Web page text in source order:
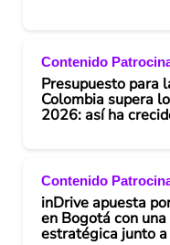
Contenido
Presupuesto para
Colombia supera
2026: así ha
Contenido
inDrive apuesta
en Bogotá con
estratégica junto a